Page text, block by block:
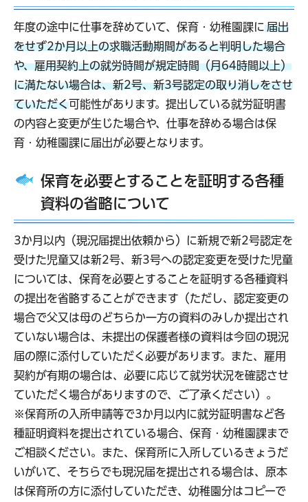
年度の途中に仕事を辞めていて、保育・幼稚園課に 届出
をせず2か月以上の求職活動期間があると判明した場合
や、雇用契約上の就労時間が規定時間（月64時間以上）
に満たない場合は、新2号、新3号認定の取り消しをさせ
ていただく可能性があります。提出している就労証明書
の内容と変更が生じた場合や、仕事を辞める場合は保
育・幼稚園課に届出が必要となります。
保育を必要とすることを証明する各種
資料の省略について
3か月以内（現況届提出依頼から）に新規で新2号認定を
受けた児童又は新2号、新3号への認定変更を受けた児童
については、保育を必要とすることを証明する各種資料
の提出を省略することができます（ただし、認定変更の
場合で父又は母のどちらか一方の資料のみしか提出され
ていない場合は、未提出の保護者様の資料は今回の現況
届の際に添付していただく必要があります。また、雇用
契約が有期の場合は、必要に応じて就労状況を確認させ
ていただく場合がありますので、ご了承ください）。
※保育所の入所申請等で3か月以内に就労証明書など各
種証明資料を提出されている場合、保育・幼稚園課まで
ご相談ください。また、保育所に入所しているきょうだ
いがいて、そちらでも現況届を提出される場合は、原本
は保育所の方に添付していただき、幼稚園分はコピーで